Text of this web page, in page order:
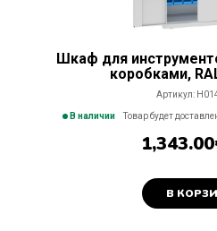
Шкаф для
коробками,
Артикул:
В наличии Товар будет
1,343.00
В